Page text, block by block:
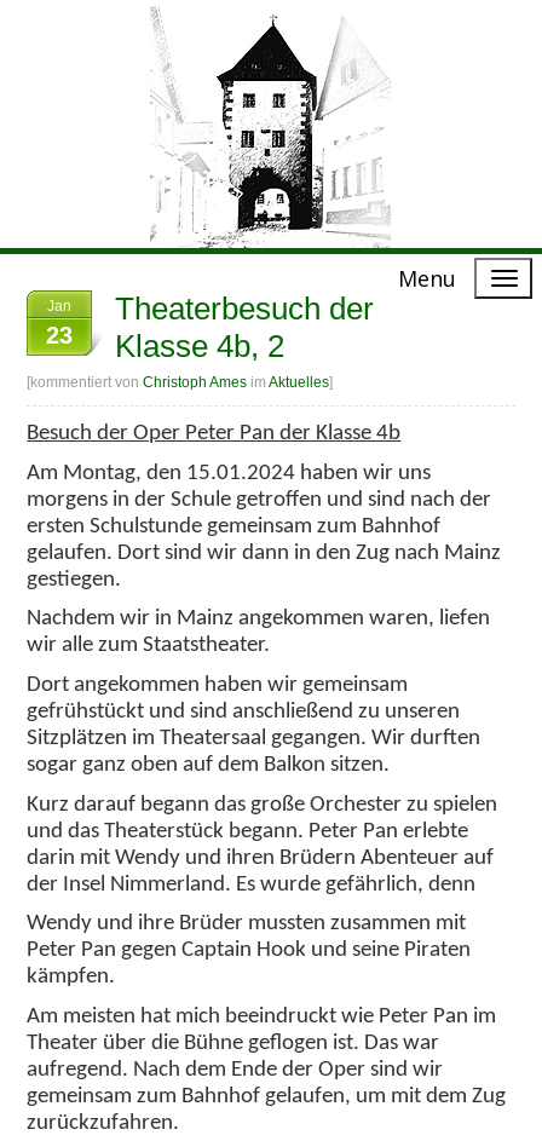
Menu
Jan
23
Theaterbesuch der
Klasse 4b, 2
[kommentiert vonChristoph Ames imAktuelles]
Besuch der Oper Peter Pan der Klasse 4b
Am Montag, den 15.01.2024 haben wir uns
morgens in der Schule getroffen und sind nach der
ersten Schulstunde gemeinsam zum Bahnhof
gelaufen. Dort sind wir dann in den Zug nach Mainz
gestiegen.
Nachdem wir in Mainz angekommen waren, liefen
wir alle zum Staatstheater.
Dort angekommen haben wir gemeinsam
gefrühstückt und sind anschließend zu unseren
Sitzplätzen im Theatersaal gegangen. Wir durften
sogar ganz oben auf dem Balkon sitzen.
Kurz darauf begann das große Orchester zu spielen
und das Theaterstück begann. Peter Pan erlebte
darin mit Wendy und ihren Brüdern Abenteuer auf
der Insel Nimmerland. Es wurde gefährlich, denn
Wendy und ihre Brüder mussten zusammen mit
Peter Pan gegen Captain Hook und seine Piraten
kämpfen.
Am meisten hat mich beeindruckt wie Peter Pan im
Theater über die Bühne geflogen ist. Das war
aufregend. Nach dem Ende der Oper sind wir
gemeinsam zum Bahnhof gelaufen, um mit dem Zug
zurückzufahren.